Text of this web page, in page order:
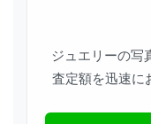
ジュエリーの写
査定額を迅速に